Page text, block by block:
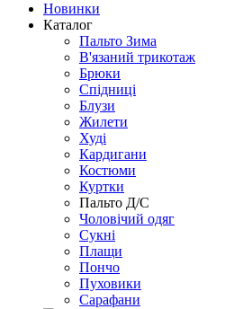
Новинки
Каталог
Пальто Зима
В'язаний трикотаж
Брюки
Спідниці
Блузи
Жилети
Худі
Кардигани
Костюми
Куртки
Пальто Д/С
Чоловічий одяг
Сукні
Плащи
Пончо
Пуховики
Сарафани
XLSX